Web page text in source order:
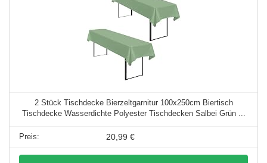
2 Stück Tischdecke Bierzeltgarnitur 100x250cm Biertisch
Tischdecke Wasserdichte Polyester Tischdecken Salbei Grün ...
20,99 €